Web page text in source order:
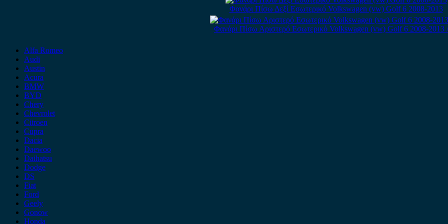
Φανάρι Πίσω Δεξί Εσωτερικό Volkswagen (vw) Golf 6 2008-2013
Φανάρι Πίσω Αριστερό Εσωτερικό Volkswagen (vw) Golf 6 2008-2013
Alfa Romeo
Audi
Austin
Acura
BMW
BYD
Chery
Chevrolet
Citroen
Cupra
Dacia
Daewoo
Daihatsu
Dodge
DS
Fiat
Ford
Geely
Gonow
Honda